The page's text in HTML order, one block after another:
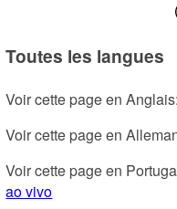
Toutes les langues
Voir cette page en Anglais:
Voir cette page en
Voir cette page en
ao vivo